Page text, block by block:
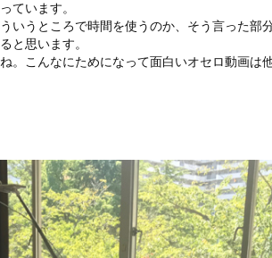
ています。
いうところで時間を使うのか、そう言った部
と思います。
。こんなにためになって面白いオセロ動画は